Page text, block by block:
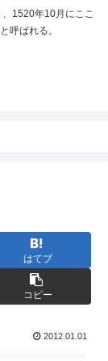
1520年10月にここ
呼ばれる。
はてブ
コピー
2012.01.01